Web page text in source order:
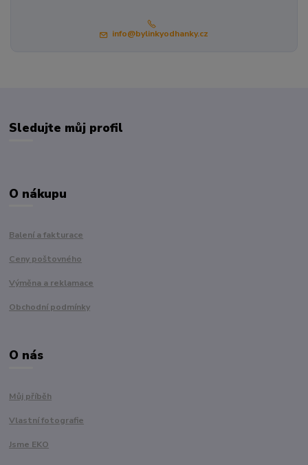
info@bylinkyodhanky.cz
Sledujte můj profil
O nákupu
Balení a fakturace
Ceny poštovného
Výměna a reklamace
Obchodní podmínky
O nás
Můj příběh
Vlastní fotografie
Jsme EKO